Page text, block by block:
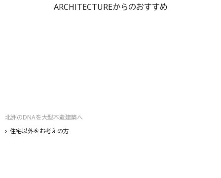
ARCHITECTUREからのおすすめ
北洲のDNAを大型木造建築へ
住宅以外をお考えの方